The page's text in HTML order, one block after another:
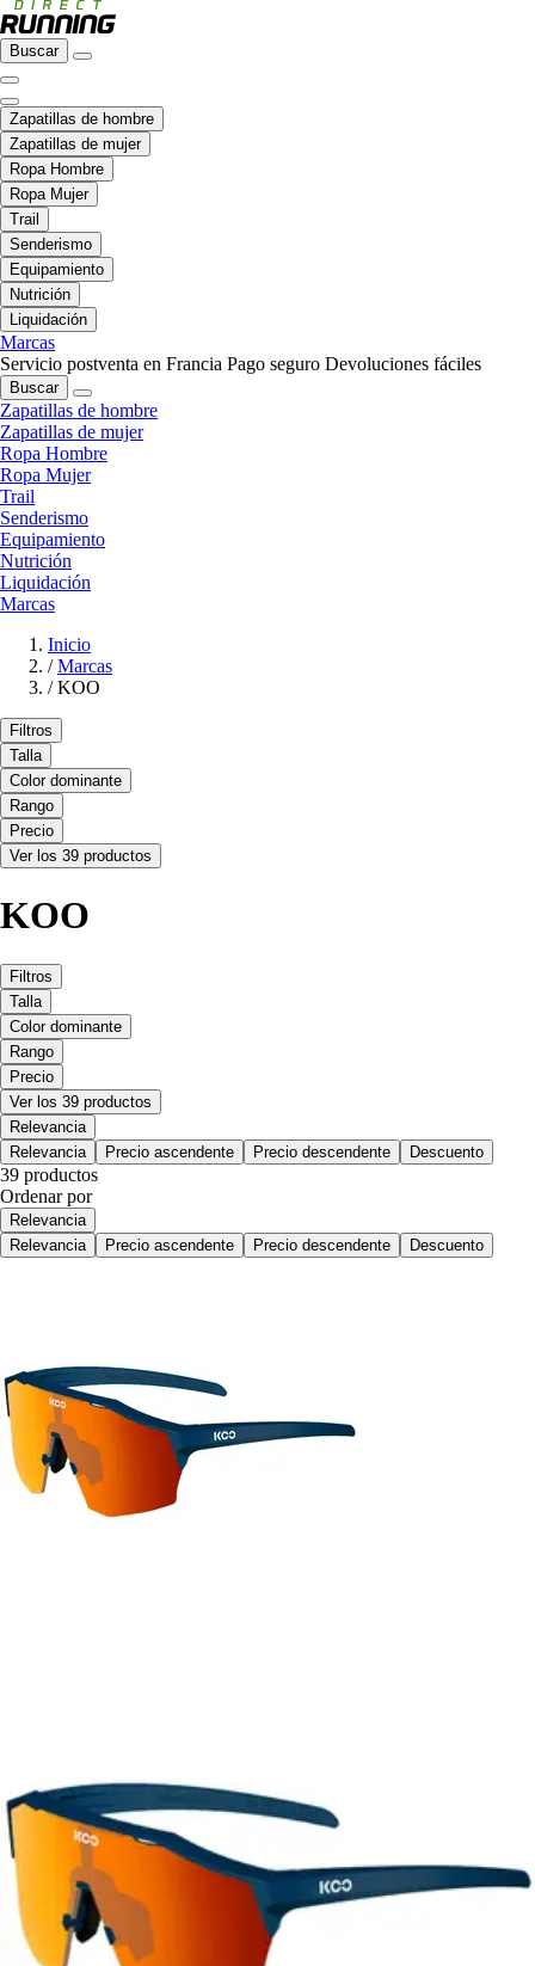
Buscar
Zapatillas de hombre
Zapatillas de mujer
Ropa Hombre
Ropa Mujer
Trail
Senderismo
Equipamiento
Nutrición
Liquidación
Marcas
Servicio postventa en Francia Pago seguro Devoluciones fáciles
Buscar
Zapatillas de hombre
Zapatillas de mujer
Ropa Hombre
Ropa Mujer
Trail
Senderismo
Equipamiento
Nutrición
Liquidación
Marcas
Inicio
/ Marcas
/ KOO
Filtros
Talla
Color dominante
Rango
Precio
Ver los 39 productos
KOO
Filtros
Talla
Color dominante
Rango
Precio
Ver los 39 productos
Relevancia
Relevancia
Precio ascendente Precio descendente Descuento
39 productos
Ordenar por
Relevancia
Relevancia
Precio ascendente Precio descendente Descuento